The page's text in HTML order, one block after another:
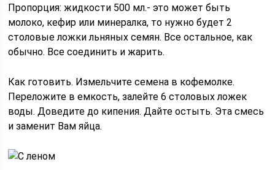
Пропорция: жидкости 500 мл.- это может быть
молоко, кефир или минералка, то нужно будет 2
столовые ложки льняных семян. Все остальное, как
обычно. Все соединить и жарить.
Как готовить. Измельчите семена в кофемолке.
Переложите в емкость, залейте 6 столовых ложек
воды. Доведите до кипения. Дайте остыть. Эта смесь
и заменит Вам яйца.